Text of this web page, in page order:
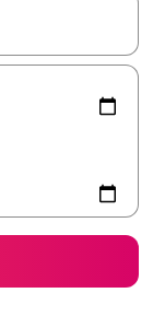
ich prechádzať